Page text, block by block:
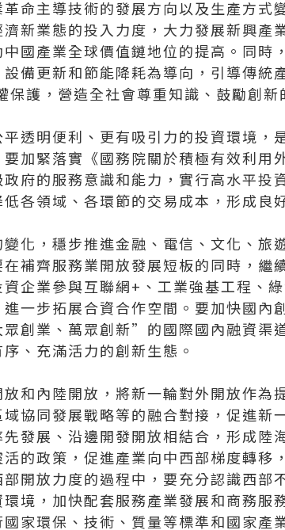
命主導技術的發展方向以及生產方式
新業態的投入力度，大力發展新興產
國產業全球價值鏈地位的提高。同時
備更新和節能降耗為導向，引導傳統
保護，營造全社會尊重知識、鼓勵創
透明便利、更有吸引力的投資環境，
加緊落實《國務院關於積極有效利用
府的服務意識和能力，實行高水平投
各領域、各環節的交易成本，形成良
化，穩步推進金融、電信、文化、旅
補齊服務業開放發展短板的同時，繼
企業參與互聯網+、工業強基工程、
一步拓展合資合作空間。要加快國內
創業、萬眾創新”的國際國內融資渠
、充滿活力的創新生態。
和內陸開放，將新一輪對外開放作為
協同發展戰略等的融合對接，促進新
發展、沿邊開發開放相結合，形成陸
的政策，促進產業向中西部梯度轉移
開放力度的過程中，要充分認識西部
境，加快配套服務產業發展和商務服
家環保、技術、質量等標準和國家產